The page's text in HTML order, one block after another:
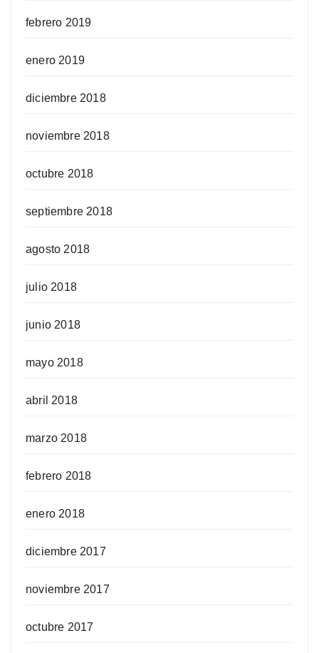
febrero 2019
enero 2019
diciembre 2018
noviembre 2018
octubre 2018
septiembre 2018
agosto 2018
julio 2018
junio 2018
mayo 2018
abril 2018
marzo 2018
febrero 2018
enero 2018
diciembre 2017
noviembre 2017
octubre 2017